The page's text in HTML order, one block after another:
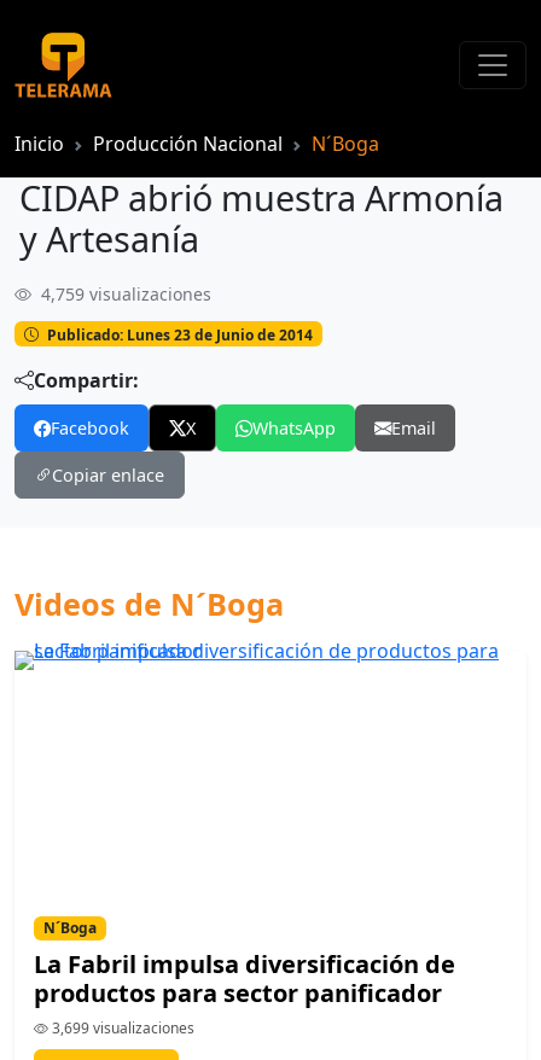
Inicio Producción Nacional N´Boga
CIDAP abrió muestra Armonía
y Artesanía
CIDAP abrió muestra Armonía y Artesanía
4,759 visualizaciones
Publicado: Lunes 23 de Junio de 2014
Compartir:
Facebook X WhatsApp Email
Copiar enlace
Videos de N´Boga
N´Boga
La Fabril impulsa diversificación de
productos para sector panificador
3,699 visualizaciones